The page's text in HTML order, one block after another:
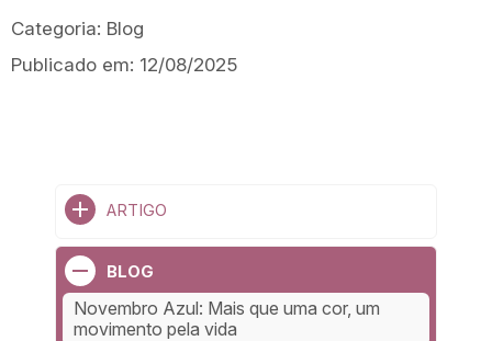
Categoria: Blog
Publicado em: 12/08/2025
ARTIGO
BLOG
Novembro Azul: Mais que uma cor, um
movimento pela vida